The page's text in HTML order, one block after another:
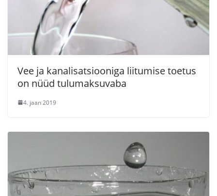
Vee ja kanalisatsiooniga liitumise toetus
on nüüd tulumaksuvaba
4. jaan 2019